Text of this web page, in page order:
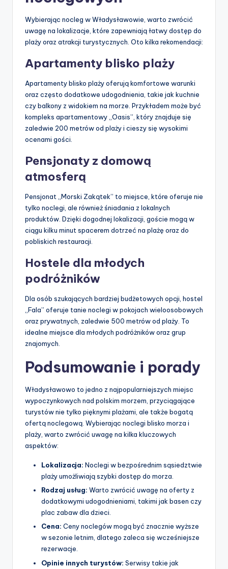
Wybierając nocleg w Władysławowie, warto zwrócić
uwagę na lokalizacje, które zapewniają łatwy dostęp do
plaży oraz atrakcji turystycznych. Oto kilka rekomendacji:
Apartamenty blisko plaży
Apartamenty blisko plaży oferują komfortowe warunki
oraz często dodatkowe udogodnienia, takie jak kuchnie
czy balkony z widokiem na morze. Przykładem może być
kompleks apartamentowy „Oasis”, który znajduje się
zaledwie 200 metrów od plaży i cieszy się wysokimi
ocenami gości.
Pensjonaty z domową
atmosferą
Pensjonat „Morski Zakątek” to miejsce, które oferuje nie
tylko noclegi, ale również śniadania z lokalnych
produktów. Dzięki dogodnej lokalizacji, goście mogą w
ciągu kilku minut spacerem dotrzeć na plażę oraz do
pobliskich restauracji.
Hostele dla młodych
podróżników
Dla osób szukających bardziej budżetowych opcji, hostel
„Fala” oferuje tanie noclegi w pokojach wieloosobowych
oraz prywatnych, zaledwie 500 metrów od plaży. To
idealne miejsce dla młodych podróżników oraz grup
znajomych.
Podsumowanie i porady
Władysławowo to jedno z najpopularniejszych miejsc
wypoczynkowych nad polskim morzem, przyciągające
turystów nie tylko pięknymi plażami, ale także bogatą
ofertą noclegową. Wybierając noclegi blisko morza i
plaży, warto zwrócić uwagę na kilka kluczowych
aspektów:
Lokalizacja: Noclegi w bezpośrednim sąsiedztwie
plaży umożliwiają szybki dostęp do morza.
Rodzaj usług: Warto zwrócić uwagę na oferty z
dodatkowymi udogodnieniami, takimi jak basen czy
plac zabaw dla dzieci.
Cena: Ceny noclegów mogą być znacznie wyższe
w sezonie letnim, dlatego zaleca się wcześniejsze
rezerwacje.
Opinie innych turystów: Serwisy takie jak